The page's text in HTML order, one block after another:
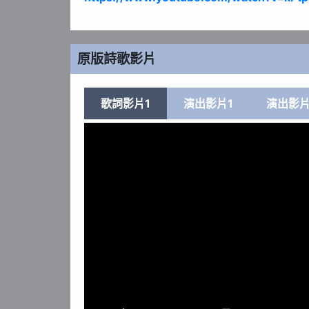
原版詩歌影片
歌詞影片1 演出影片1 演出影